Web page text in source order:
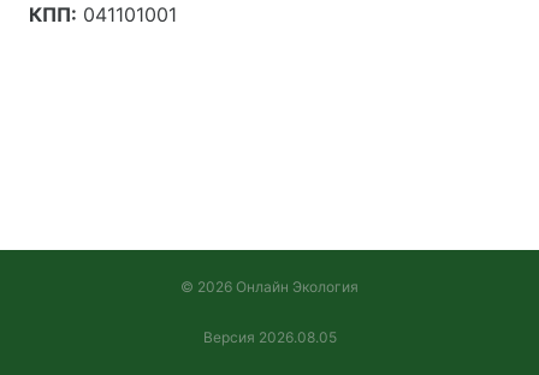
КПП: 041101001
© 2026 Онлайн Экология
Версия 2026.08.05